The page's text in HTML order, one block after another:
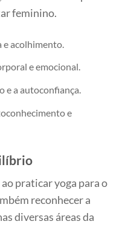
feminino.
e acolhimento.
e emocional.
e a autoconfiança.
e
praticar yoga para o
reconhecer a
diversas áreas da